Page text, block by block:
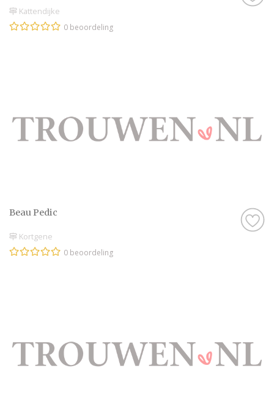
Kattendijke
0 beoordeling
Beau Pedic
Kortgene
0 beoordeling